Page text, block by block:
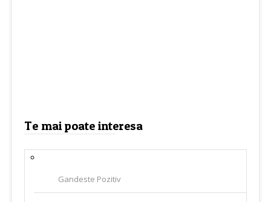
Te mai poate interesa
Gandeste Pozitiv